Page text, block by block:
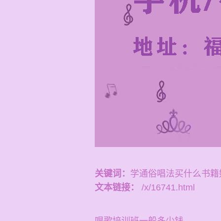
关键词： 学通俗唱法买什么书
文本链接：
/x/16741.html